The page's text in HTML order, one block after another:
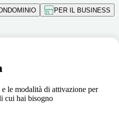
PER IL BUSINESS
le modalità di attivazione per
cui hai bisogno